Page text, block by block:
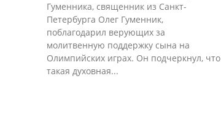
Гуменника, священник из Санкт-
Петербурга Олег Гуменник,
поблагодарил верующих за
молитвенную поддержку сына на
Олимпийских играх. Он подчеркнул, что
такая духовная...